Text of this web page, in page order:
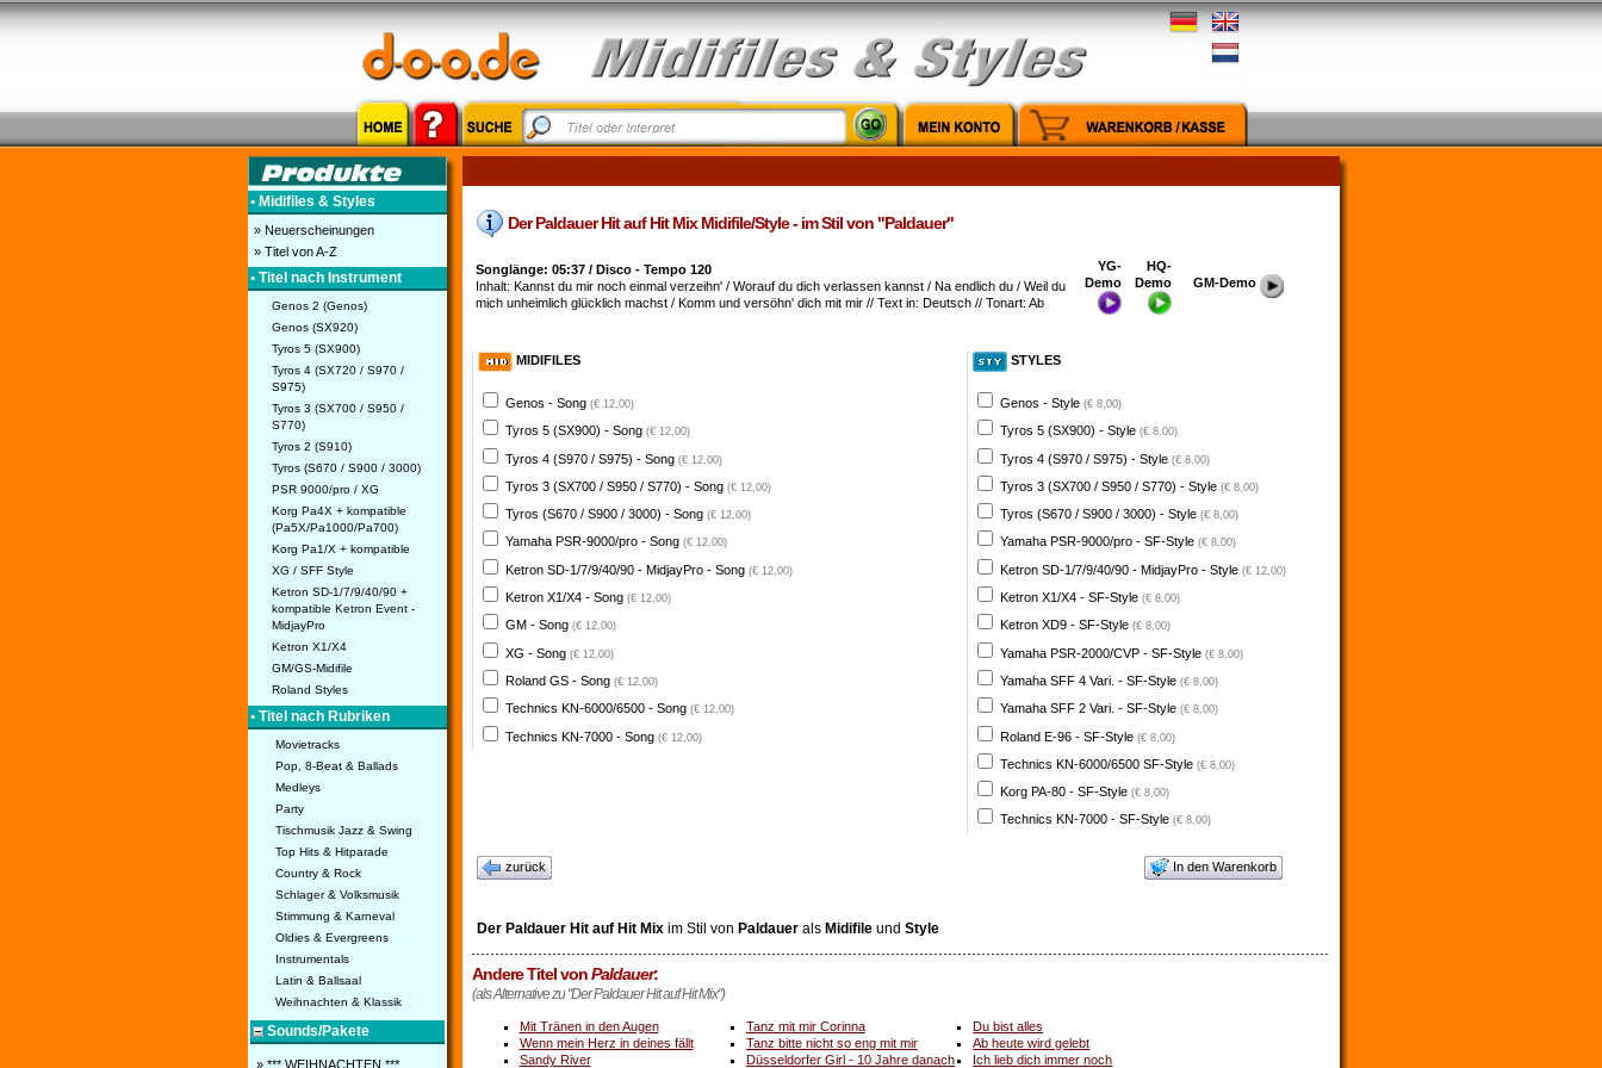
• Midifiles & Styles
» Neuerscheinungen
» Titel von A-Z
• Titel nach Instrument
Genos 2 (Genos)
Genos (SX920)
Tyros 5 (SX900)
Tyros 4 (SX720 / S970 /
S975)
Tyros 3 (SX700 / S950 /
S770)
Tyros 2 (S910)
Tyros (S670 / S900 / 3000)
PSR 9000/pro / XG
Korg Pa4X + kompatible
(Pa5X/Pa1000/Pa700)
Korg Pa1/X + kompatible
XG / SFF Style
Ketron SD-1/7/9/40/90 +
kompatible Ketron Event -
MidjayPro
Ketron X1/X4
GM/GS-Midifile
Roland Styles
• Titel nach Rubriken
Movietracks
Pop, 8-Beat & Ballads
Medleys
Party
Tischmusik Jazz & Swing
Top Hits & Hitparade
Country & Rock
Schlager & Volksmusik
Stimmung & Karneval
Oldies & Evergreens
Instrumentals
Latin & Ballsaal
Weihnachten & Klassik
Sounds/Pakete
» *** WEIHNACHTEN ***
Der Paldauer Hit auf Hit Mix Midifile/Style - im Stil von "Paldauer"
Songlänge: 05:37 / Disco - Tempo 120
Inhalt: Kannst du mir noch einmal verzeihn' / Worauf du dich verlassen kannst / Na endlich du / Weil du
mich unheimlich glücklich machst / Komm und versöhn' dich mit mir // Text in: Deutsch // Tonart: Ab
YG-
Demo
HQ-
Demo
GM-Demo
MIDIFILES
Genos - Song (€ 12,00)
Tyros 5 (SX900) - Song (€ 12,00)
Tyros 4 (S970 / S975) - Song (€ 12,00)
Tyros 3 (SX700 / S950 / S770) - Song (€ 12,00)
Tyros (S670 / S900 / 3000) - Song (€ 12,00)
Yamaha PSR-9000/pro - Song (€ 12,00)
Ketron SD-1/7/9/40/90 - MidjayPro - Song (€ 12,00)
Ketron X1/X4 - Song (€ 12,00)
GM - Song (€ 12,00)
XG - Song (€ 12,00)
Roland GS - Song (€ 12,00)
Technics KN-6000/6500 - Song (€ 12,00)
Technics KN-7000 - Song (€ 12,00)
STYLES
Genos - Style (€ 8,00)
Tyros 5 (SX900) - Style (€ 8,00)
Tyros 4 (S970 / S975) - Style (€ 8,00)
Tyros 3 (SX700 / S950 / S770) - Style (€ 8,00)
Tyros (S670 / S900 / 3000) - Style (€ 8,00)
Yamaha PSR-9000/pro - SF-Style (€ 8,00)
Ketron SD-1/7/9/40/90 - MidjayPro - Style (€ 12,00)
Ketron X1/X4 - SF-Style (€ 8,00)
Ketron XD9 - SF-Style (€ 8,00)
Yamaha PSR-2000/CVP - SF-Style (€ 8,00)
Yamaha SFF 4 Vari. - SF-Style (€ 8,00)
Yamaha SFF 2 Vari. - SF-Style (€ 8,00)
Roland E-96 - SF-Style (€ 8,00)
Technics KN-6000/6500 SF-Style (€ 8,00)
Korg PA-80 - SF-Style (€ 8,00)
Technics KN-7000 - SF-Style (€ 8,00)
zurück In den Warenkorb
Der Paldauer Hit auf Hit Mixim Stil von Paldauerals Midifileund Style
Andere Titel vonPaldauer:
(als Alternative zu "Der Paldauer Hit auf Hit Mix")
Mit Tränen in den Augen Tanz mit mir Corinna
Du bist alles
Wenn mein Herz in deines fällt
Tanz bitte nicht so eng mit mir
Ab heute wird gelebt
Sandy River
Düsseldorfer Girl - 10 Jahre danach Ich lieb dich immer noch